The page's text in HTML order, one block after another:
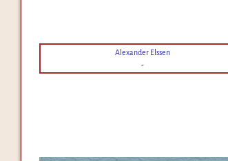
Alexander Elssen
-